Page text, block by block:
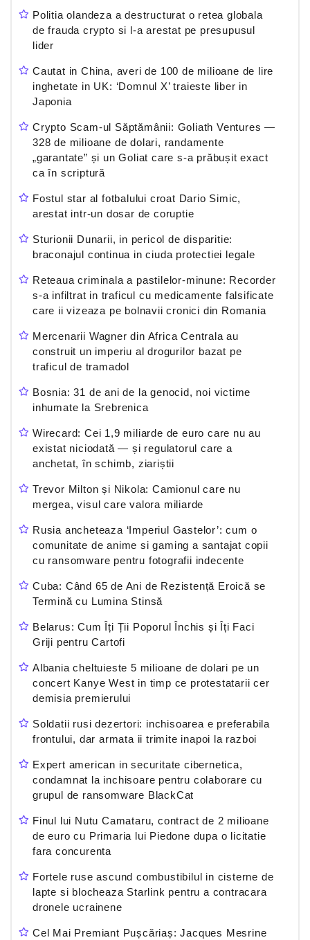
Politia olandeza a destructurat o retea globala
de frauda crypto si l-a arestat pe presupusul
lider
Cautat in China, averi de 100 de milioane de lire
inghetate in UK: ‘Domnul X’ traieste liber in
Japonia
Crypto Scam-ul Săptămânii: Goliath Ventures —
328 de milioane de dolari, randamente
„garantate” și un Goliat care s-a prăbușit exact
ca în scriptură
Fostul star al fotbalului croat Dario Simic,
arestat intr-un dosar de coruptie
Sturionii Dunarii, in pericol de disparitie:
braconajul continua in ciuda protectiei legale
Reteaua criminala a pastilelor-minune: Recorder
s-a infiltrat in traficul cu medicamente falsificate
care ii vizeaza pe bolnavii cronici din Romania
Mercenarii Wagner din Africa Centrala au
construit un imperiu al drogurilor bazat pe
traficul de tramadol
Bosnia: 31 de ani de la genocid, noi victime
inhumate la Srebrenica
Wirecard: Cei 1,9 miliarde de euro care nu au
existat niciodată — și regulatorul care a
anchetat, în schimb, ziariștii
Trevor Milton și Nikola: Camionul care nu
mergea, visul care valora miliarde
Rusia ancheteaza ‘Imperiul Gastelor’: cum o
comunitate de anime si gaming a santajat copii
cu ransomware pentru fotografii indecente
Cuba: Când 65 de Ani de Rezistență Eroică se
Termină cu Lumina Stinsă
Belarus: Cum Îți Ții Poporul Închis și Îți Faci
Griji pentru Cartofi
Albania cheltuieste 5 milioane de dolari pe un
concert Kanye West in timp ce protestatarii cer
demisia premierului
Soldatii rusi dezertori: inchisoarea e preferabila
frontului, dar armata ii trimite inapoi la razboi
Expert american in securitate cibernetica,
condamnat la inchisoare pentru colaborare cu
grupul de ransomware BlackCat
Finul lui Nutu Camataru, contract de 2 milioane
de euro cu Primaria lui Piedone dupa o licitatie
fara concurenta
Fortele ruse ascund combustibilul in cisterne de
lapte si blocheaza Starlink pentru a contracara
dronele ucrainene
Cel Mai Premiant Pușcăriaș: Jacques Mesrine